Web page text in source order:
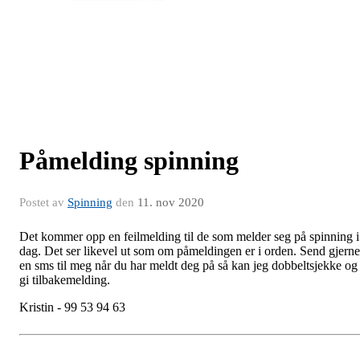
Påmelding spinning
Postet av Spinning den 11. nov 2020
Det kommer opp en feilmelding til de som melder seg på spinning i
dag. Det ser likevel ut som om påmeldingen er i orden. Send gjerne
en sms til meg når du har meldt deg på så kan jeg dobbeltsjekke og
gi tilbakemelding.
Kristin - 99 53 94 63